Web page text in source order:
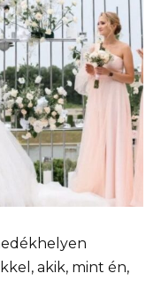
akik, mint én,